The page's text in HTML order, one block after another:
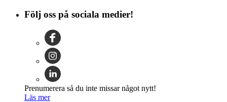
Följ oss på sociala medier!
Prenumerera så du inte missar något nytt!
Läs mer